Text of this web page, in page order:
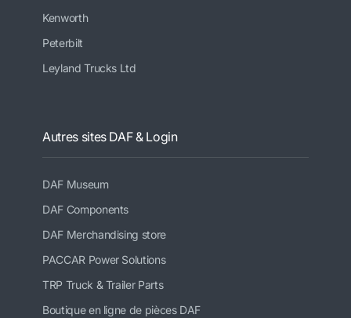
Kenworth
Peterbilt
Leyland Trucks Ltd
Autres sites DAF & Login
DAF Museum
DAF Components
DAF Merchandising store
PACCAR Power Solutions
TRP Truck & Trailer Parts
Boutique en ligne de pièces DAF